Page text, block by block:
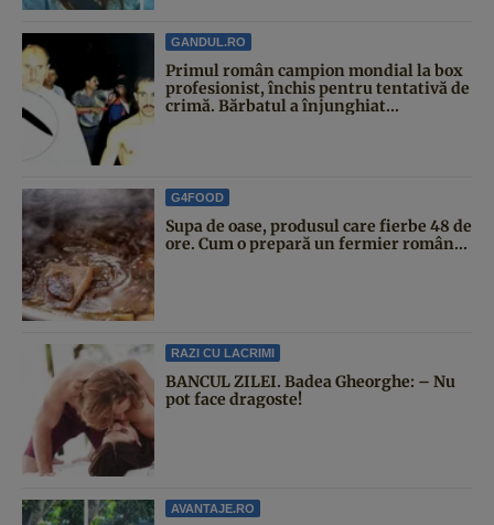
GANDUL.RO
Primul român campion mondial la box
profesionist, închis pentru tentativă de
crimă. Bărbatul a înjunghiat...
G4FOOD
Supa de oase, produsul care fierbe 48 de
ore. Cum o prepară un fermier român...
RAZI CU LACRIMI
BANCUL ZILEI. Badea Gheorghe: – Nu
pot face dragoste!
AVANTAJE.RO